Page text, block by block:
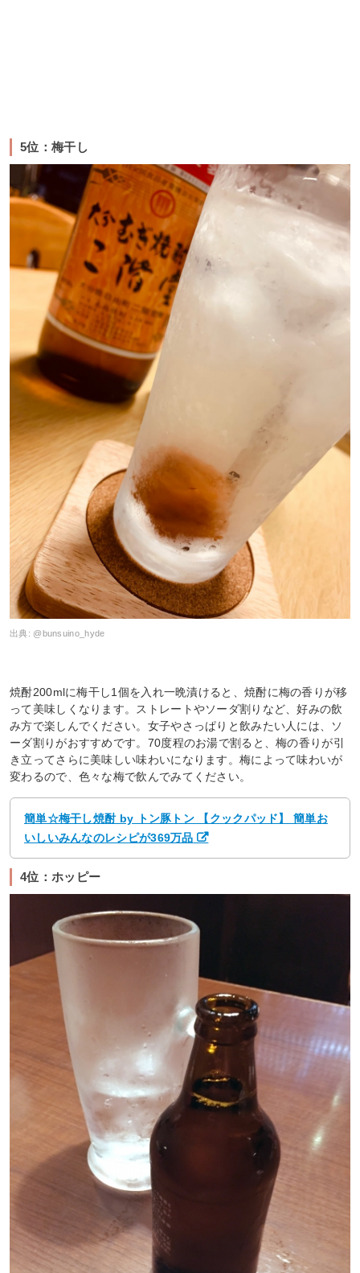
5位：梅干し
出典: @bunsuino_hyde
焼酎200mlに梅干し1個を入れ一晩漬けると、焼酎に梅の香りが移
って美味しくなります。ストレートやソーダ割りなど、好みの飲
み方で楽しんでください。女子やさっぱりと飲みたい人には、ソ
ーダ割りがおすすめです。70度程のお湯で割ると、梅の香りが引
き立ってさらに美味しい味わいになります。梅によって味わいが
変わるので、色々な梅で飲んでみてください。
簡単☆梅干し焼酎 by トン豚トン 【クックパッド】 簡単お
いしいみんなのレシピが369万品
4位：ホッピー